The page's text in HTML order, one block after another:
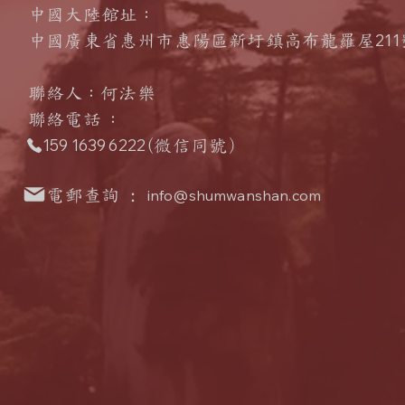
中國大陸館址：
中國廣東省惠州市惠陽區新圩鎮高布龍羅屋 211
聯絡人 ：何法樂
​聯絡電話
：
159 1639 6222(微信同號 ）
電郵查詢 : info@shumwanshan.com